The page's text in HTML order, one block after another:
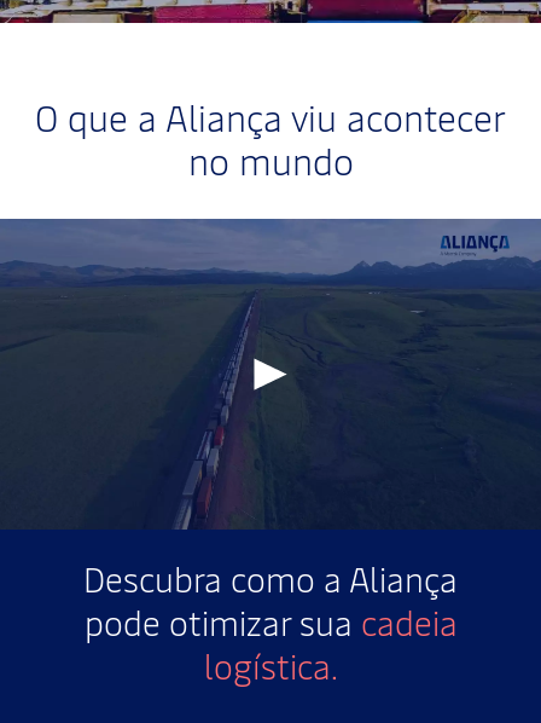
O que a Aliança viu acontecer
no mundo
Descubra como a Aliança
pode otimizar sua cadeia
logística.